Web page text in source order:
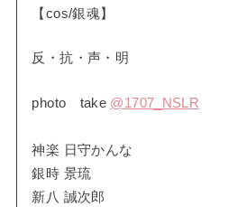
【cos/銀魂】
反・抗・声・明
photo take @1707_NSLR
神楽 日守かんな
銀時 景琉
新八 誠次郎